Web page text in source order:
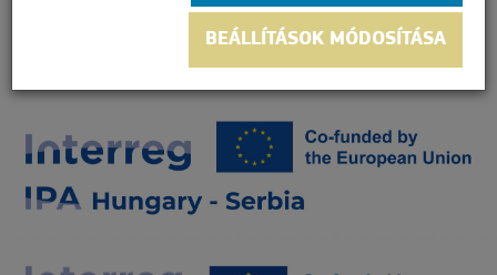
BEÁLLÍTÁSOK MÓDOSÍTÁSA